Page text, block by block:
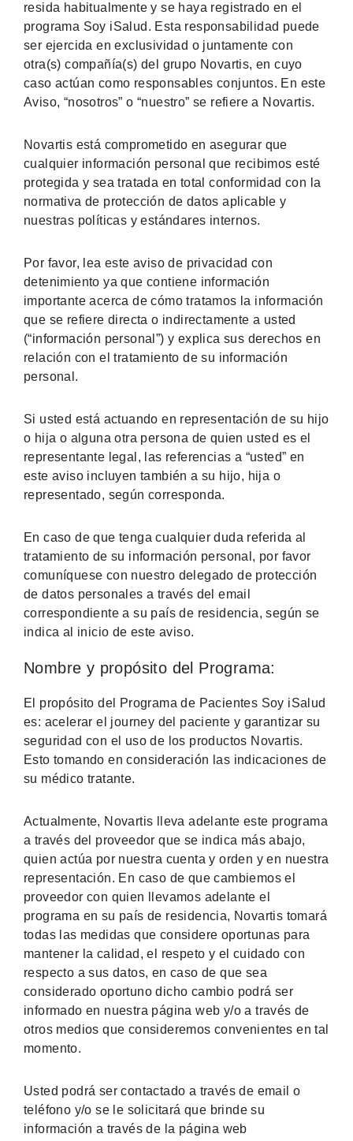
resida habitualmente y se haya registrado en el
programa Soy iSalud. Esta responsabilidad puede
ser ejercida en exclusividad o juntamente con
otra(s) compañía(s) del grupo Novartis, en cuyo
caso actúan como responsables conjuntos. En este
Aviso, “nosotros” o “nuestro” se refiere a Novartis.
Novartis está comprometido en asegurar que
cualquier información personal que recibimos esté
protegida y sea tratada en total conformidad con la
normativa de protección de datos aplicable y
nuestras políticas y estándares internos.
Por favor, lea este aviso de privacidad con
detenimiento ya que contiene información
importante acerca de cómo tratamos la información
que se refiere directa o indirectamente a usted
(“información personal”) y explica sus derechos en
relación con el tratamiento de su información
personal.
Si usted está actuando en representación de su hijo
o hija o alguna otra persona de quien usted es el
representante legal, las referencias a “usted” en
este aviso incluyen también a su hijo, hija o
representado, según corresponda.
En caso de que tenga cualquier duda referida al
tratamiento de su información personal, por favor
comuníquese con nuestro delegado de protección
de datos personales a través del email
correspondiente a su país de residencia, según se
indica al inicio de este aviso.
Nombre y propósito del Programa:
El propósito del Programa de Pacientes Soy iSalud
es: acelerar el journey del paciente y garantizar su
seguridad con el uso de los productos Novartis.
Esto tomando en consideración las indicaciones de
su médico tratante.
Actualmente, Novartis lleva adelante este programa
a través del proveedor que se indica más abajo,
quien actúa por nuestra cuenta y orden y en nuestra
representación. En caso de que cambiemos el
proveedor con quien llevamos adelante el
programa en su país de residencia, Novartis tomará
todas las medidas que considere oportunas para
mantener la calidad, el respeto y el cuidado con
respecto a sus datos, en caso de que sea
considerado oportuno dicho cambio podrá ser
informado en nuestra página web y/o a través de
otros medios que consideremos convenientes en tal
momento.
Usted podrá ser contactado a través de email o
teléfono y/o se le solicitará que brinde su
información a través de la página web